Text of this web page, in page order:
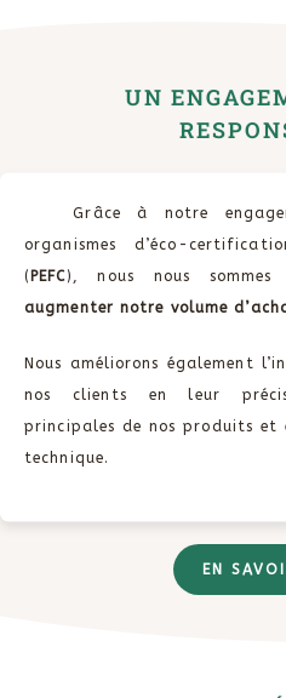
UN
Grâce à notre
organismes d’éco-
( PEFC), nous nous
augmenter notre volume
Nous améliorons également
nos clients en leur
principales de nos produits et
technique.
EN